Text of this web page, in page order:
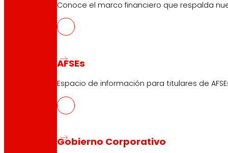
Conoce el marco financiero que respalda
AFSEs
Espacio de información para titulares de
Gobierno Corporativo